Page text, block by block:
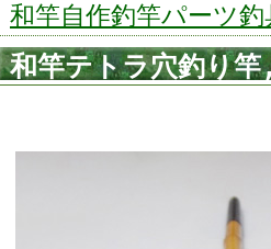
和竿自作釣竿パーツ釣
和竿テトラ穴釣り